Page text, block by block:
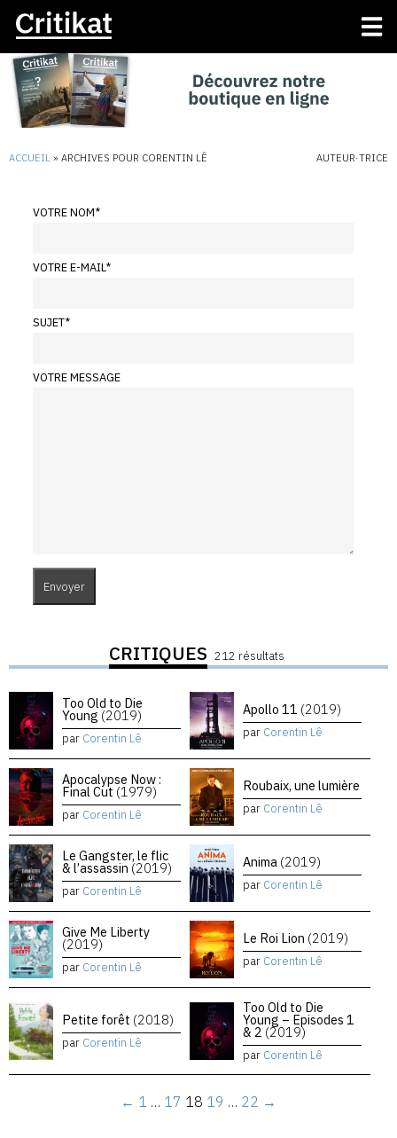
ACCUEIL » ARCHIVES POUR CORENTIN LÊ AUTEUR·TRICE
VOTRE NOM*
VOTRE E-MAIL*
SUJET*
VOTRE MESSAGE
CRITIQUES 212 résultats
Too Old to Die
Young (2019)
par Corentin Lê
Apollo 11 (2019)
par Corentin Lê
Apocalypse Now :
Final Cut (1979)
par Corentin Lê
Roubaix, une lumière
par Corentin Lê
Le Gangster, le flic
& l’assassin (2019)
par Corentin Lê
Anima (2019)
par Corentin Lê
Give Me Liberty
(2019)
par Corentin Lê
Le Roi Lion (2019)
par Corentin Lê
Petite forêt (2018)
par Corentin Lê
Too Old to Die
Young – Episodes 1
& 2 (2019)
par Corentin Lê
← 1 … 17 18 19 … 22 →